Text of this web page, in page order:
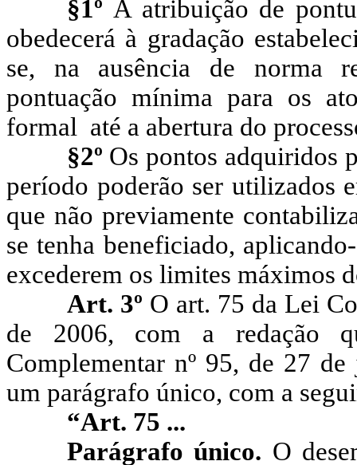
§1º A atribuição de
obedecerá à gradação
se, na ausência de norma
pontuação mínima para os
formal até a abertura do
§2º Os pontos adquiridos
período poderão ser utilizados
que não previamente
se tenha beneficiado,
excederem os limites máximos
Art. 3º O art. 75 da Lei
de 2006, com a redação
Complementar nº 95, de 27
um parágrafo único, com a
“Art. 75 ...
Parágrafo único. O